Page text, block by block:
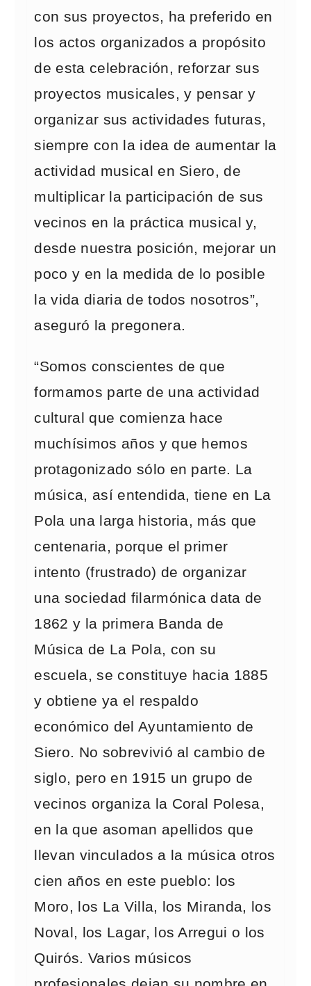
con sus proyectos, ha preferido en
los actos organizados a propósito
de esta celebración, reforzar sus
proyectos musicales, y pensar y
organizar sus actividades futuras,
siempre con la idea de aumentar la
actividad musical en Siero, de
multiplicar la participación de sus
vecinos en la práctica musical y,
desde nuestra posición, mejorar un
poco y en la medida de lo posible
la vida diaria de todos nosotros”,
aseguró la pregonera.
“Somos conscientes de que
formamos parte de una actividad
cultural que comienza hace
muchísimos años y que hemos
protagonizado sólo en parte. La
música, así entendida, tiene en La
Pola una larga historia, más que
centenaria, porque el primer
intento (frustrado) de organizar
una sociedad filarmónica data de
1862 y la primera Banda de
Música de La Pola, con su
escuela, se constituye hacia 1885
y obtiene ya el respaldo
económico del Ayuntamiento de
Siero. No sobrevivió al cambio de
siglo, pero en 1915 un grupo de
vecinos organiza la Coral Polesa,
en la que asoman apellidos que
llevan vinculados a la música otros
cien años en este pueblo: los
Moro, los La Villa, los Miranda, los
Noval, los Lagar, los Arregui o los
Quirós. Varios músicos